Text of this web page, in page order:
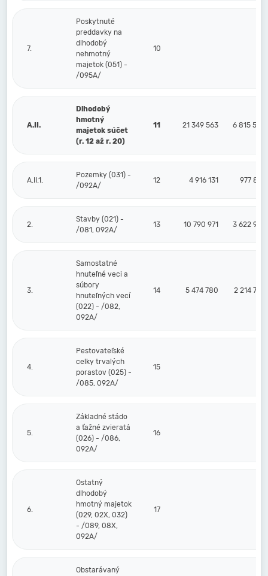
7.
Poskytnuté
preddavky na
dlhodobý
nehmotný
majetok (051) -
/095A/
10
A.II.
Dlhodobý
hmotný
majetok súčet
(r. 12 až r. 20)
11 21 349 563 6 815 524
A.II.1.
Pozemky (031) -
/092A/
12 4 916 131 977 819
2.
Stavby (021) -
/081, 092A/
13 10 790 971 3 622 910
3.
Samostatné
hnuteľné veci a
súbory
hnuteľných vecí
(022) - /082,
092A/
14 5 474 780 2 214 795
4.
Pestovateľské
celky trvalých
porastov (025) -
/085, 092A/
15
5.
Základné stádo
a ťažné zvieratá
(026) - /086,
092A/
16
6.
Ostatný
dlhodobý
hmotný majetok
(029, 02X, 032)
- /089, 08X,
092A/
17
Obstarávaný